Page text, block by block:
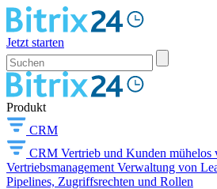
Jetzt starten
Produkt
CRM
CRM Vertrieb und Kunden mühelos
Vertriebsmanagement Verwaltung von
Pipelines, Zugriffsrechten und Rollen